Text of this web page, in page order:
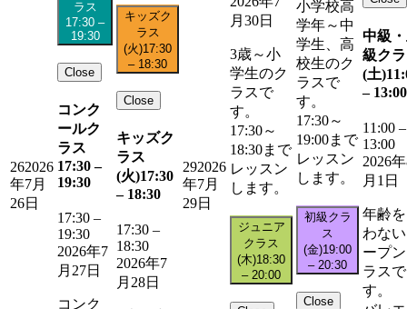
262026
年7月
26日
ラス
17:30 –
19:30
Close
コンク
ールク
ラス
17:30 –
19:30
17:30 –
19:30
2026年7
月27日
コンク
キッズク
ラス
(火)17:30
– 18:30
Close
キッズク
ラス
(火)17:30
– 18:30
17:30 –
18:30
2026年7
月28日
292026
年7月
29日
月30日
3歳～小
学生のク
ラスで
す。
17:30～
18:30まで
レッスン
します。
ジュニア
クラス
(木)18:30
– 20:00
小学校高
学年～中
学生、高
校生のク
ラスで
す。
17:30～
19:00まで
レッスン
します。
初級クラ
ス
(金)19:00
– 20:30
Close
中級
級ク
(土)
– 13:00
11:00 –
13:00
2026
月1日
年齢
わな
ープ
ラスで
す。